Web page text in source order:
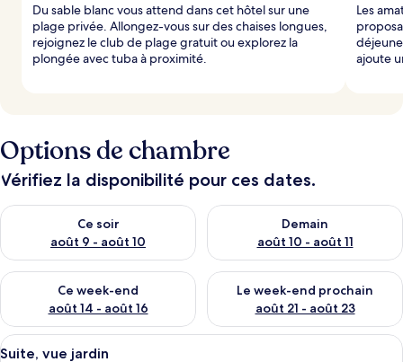
Du sable blanc vous attend dans cet hôtel sur une
plage privée. Allongez-vous sur des chaises longues,
rejoignez le club de plage gratuit ou explorez la
plongée avec tuba à proximité.
Les
ajoute
Options de chambre
Vérifiez la disponibilité pour ces dates.
Ce soir
août 9 - août 10
Vérifier la disponibilité pour ce soir août 9 - août 10
Demain
août 10 - août 11
Vérifier la disponibilité pour
Ce week-end
août 14 - août 16
Vérifier la disponibilité pour ce week-end août 14 - août 16
Le week-end prochain
août 21 - août 23
Vérifier la disponibilité pour
Afficher
Une chambre d’hôtel avec un
12
Suite, vue jardin